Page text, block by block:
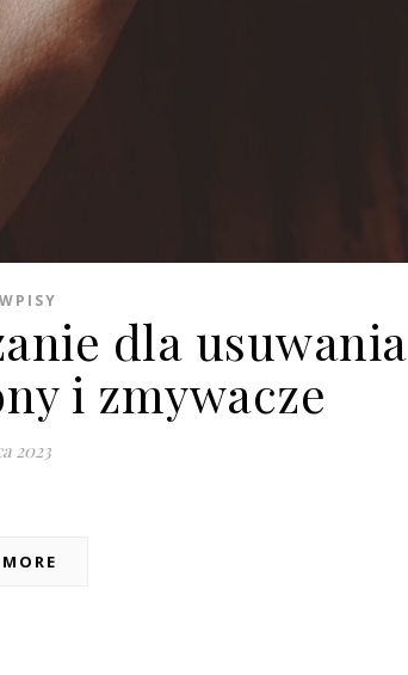
dla usuwania
i zmywacze
2023